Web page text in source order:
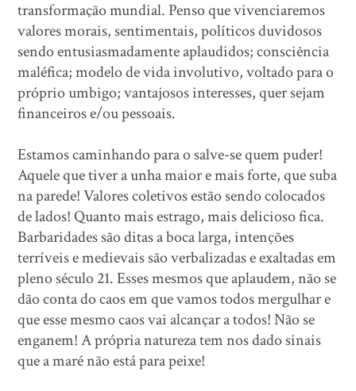
transformação mundial. Penso que vivenciaremos
valores morais, sentimentais, políticos duvidosos
sendo entusiasmadamente aplaudidos; consciência
maléfica; modelo de vida involutivo, voltado para o
próprio umbigo; vantajosos interesses, quer sejam
financeiros e/ou pessoais.
Estamos caminhando para o salve-se quem puder!
Aquele que tiver a unha maior e mais forte, que suba
na parede! Valores coletivos estão sendo colocados
de lados! Quanto mais estrago, mais delicioso fica.
Barbaridades são ditas a boca larga, intenções
terríveis e medievais são verbalizadas e exaltadas em
pleno século 21. Esses mesmos que aplaudem, não se
dão conta do caos em que vamos todos mergulhar e
que esse mesmo caos vai alcançar a todos! Não se
enganem! A própria natureza tem nos dado sinais
que a maré não está para peixe!